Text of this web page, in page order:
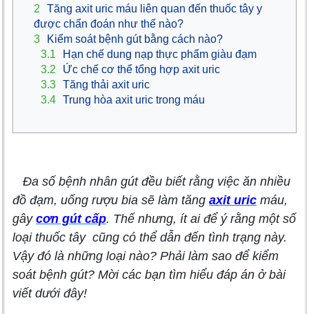
2
Tăng axit uric máu liên quan đến thuốc tây y
được chẩn đoán như thế nào?
3
Kiểm soát bệnh gút bằng cách nào?
3.1
Hạn chế dung nạp thực phẩm giàu đạm
3.2
Ức chế cơ thể tổng hợp axit uric
3.3 Tăng thải axit uric
3.4 Trung hòa axit uric trong máu
Đa số bệnh nhân gút đều biết rằng việc ăn nhiều
đồ đạm, uống rượu bia sẽ làm tăng axit uric máu,
gây cơn gút cấp. Thế nhưng, ít ai để ý rằng một số
loại thuốc tây cũng có thể dẫn đến tình trạng này.
Vậy đó là những loại nào? Phải làm sao để kiểm
soát bệnh gút? Mời các bạn tìm hiểu đáp án ở bài
viết dưới đây!